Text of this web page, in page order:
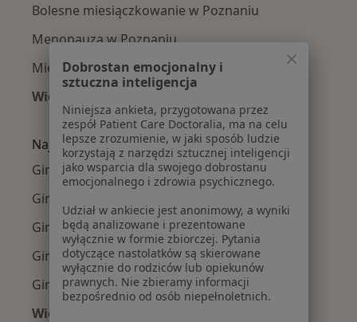
Bolesne miesiączkowanie w Poznaniu
Menopauza w Poznaniu
Mięśniaki macicy w Poznaniu
Więcej (15)
Więcej w kategorii: Najczęście leczone
Najpopularniejsze ubezpieczenia
Ginekolodzy z Allianz w Poznaniu
Ginekolodzy z PZU Zdrowie w Poznaniu
Ginekolodzy z Enel-med w Poznaniu
Ginekolodzy z NFZ w Poznaniu
Ginekolodzy z LUX MED w Poznaniu
Więcej (9)
Dobrostan emocjonalny i
sztuczna inteligencja
Niniejsza ankieta, przygotowana przez
zespół Patient Care Doctoralia, ma na celu
lepsze zrozumienie, w jaki sposób ludzie
korzystają z narzędzi sztucznej inteligencji
jako wsparcia dla swojego dobrostanu
emocjonalnego i zdrowia psychicznego.
Udział w ankiecie jest anonimowy, a wyniki
będą analizowane i prezentowane
wyłącznie w formie zbiorczej. Pytania
dotyczące nastolatków są skierowane
wyłącznie do rodziców lub opiekunów
prawnych. Nie zbieramy informacji
bezpośrednio od osób niepełnoletnich.